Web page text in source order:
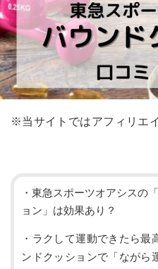
※当サイトではアフィリエ
・東急スポーツオアシスの
ョン」は効果あり？
・ラクして運動できたら最
ンドクッションで「ながら